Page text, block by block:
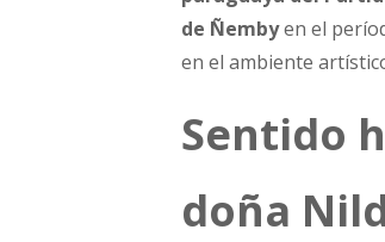
de Ñembyen el
en el ambiente
Sentido
doña